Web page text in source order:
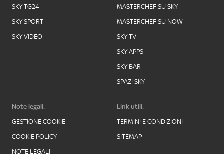
SKY TG24
SKY SPORT
SKY VIDEO
MASTERCHEF SU SKY
MASTERCHEF SU NOW
SKY TV
SKY APPS
SKY BAR
SPAZI SKY
Note legali:
GESTIONE COOKIE
COOKIE POLICY
NOTE LEGALI
Link utili:
TERMINI E CONDIZIONI
SITEMAP